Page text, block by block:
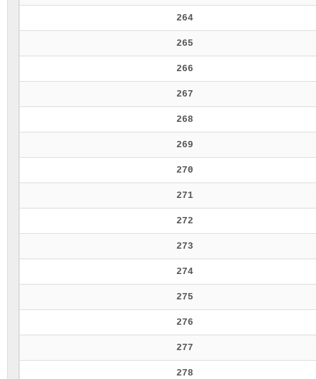
264
265
266
267
268
269
270
271
272
273
274
275
276
277
278